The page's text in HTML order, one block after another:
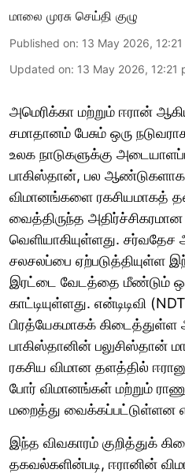
மாலை முரசு செய்தி குழு
Published on: 13 May 2026,
Updated on: 13 May 2026, 12:21
அமெரிக்கா மற்றும் ஈரான்
சமாதானம் பேசும் ஒரு
உலக நாடுகளுக்கு
பாகிஸ்தான், பல
விமானங்களை ரகசியமாகத்
வைத்திருந்த
வெளியாகியுள்ளது. சர்வதேச
சலசலப்பை ஏற்படுத்தியுள்ள
இரட்டை வேடத்தை மீண்டும்
காட்டியுள்ளது. என்டிடிவி
பிரத்யேகமாகக் கிடைத்துள்ள
பாகிஸ்தானின் பலுசிஸ்தான்
ரகசிய விமான தளத்தில்
போர் விமானங்கள் மற்றும்
மறைத்து வைக்கப்பட்டுள்ளன
இந்த விவகாரம் குறித்துக்
தகவல்களின்படி, ஈரானின்